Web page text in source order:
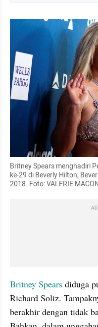
Britney Spears menghadiri
ke-29 di Beverly Hilton,
2018. Foto: VALERIE
Britney Spears diduga
Richard Soliz.
berakhir dengan tidak